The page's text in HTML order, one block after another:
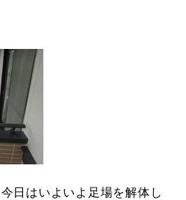
日はいよいよ足場を解体し